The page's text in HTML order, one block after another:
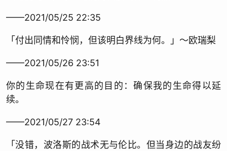
——2021/05/25 22:35
「付出同情和怜悯，但该明白界线为何。」～欧瑞梨
——2021/05/26 23:51
你的生命现在有更高的目的：确保我的生命得以延
续。
——2021/05/27 23:54
「没错，波洛斯的战术无与伦比。但当身边的战友纷